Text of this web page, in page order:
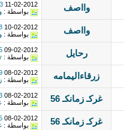
وااصف 11-02-2012
بواسطة :
وااصف 10-02-2012
بواسطة :
رحايل 09-02-2012
بواسطة :
زرقاءاليمامه 08-02-2012
بواسطة :
غركـ زمانكـ 56 08-02-2012
بواسطة :
غركـ زمانكـ 56 08-02-2012
بواسطة :